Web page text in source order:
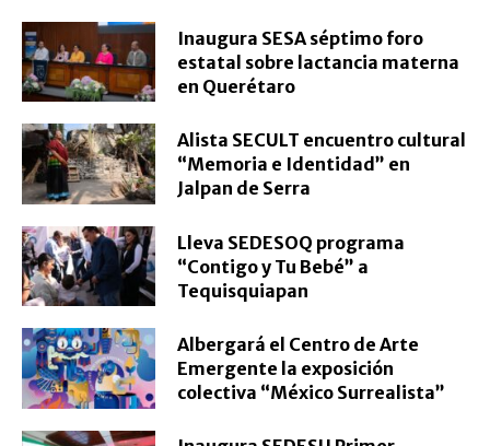
Inaugura SESA séptimo foro
estatal sobre lactancia materna
en Querétaro
Alista SECULT encuentro cultural
“Memoria e Identidad” en
Jalpan de Serra
Lleva SEDESOQ programa
“Contigo y Tu Bebé” a
Tequisquiapan
Albergará el Centro de Arte
Emergente la exposición
colectiva “México Surrealista”